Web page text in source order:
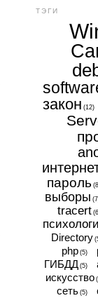
ТЭГИ
закон (12)
пароль
выборы
tracert
Directory
php (5)
ГИБДД (5)
искусство
сеть (5)